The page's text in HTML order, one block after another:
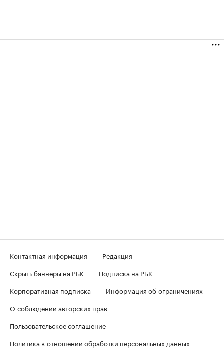
Контактная информация
Редакция
Скрыть баннеры на РБК
Подписка на РБК
Корпоративная подписка
Информация об ограничениях
О соблюдении авторских прав
Пользовательское соглашение
Политика в отношении обработки персональных данных